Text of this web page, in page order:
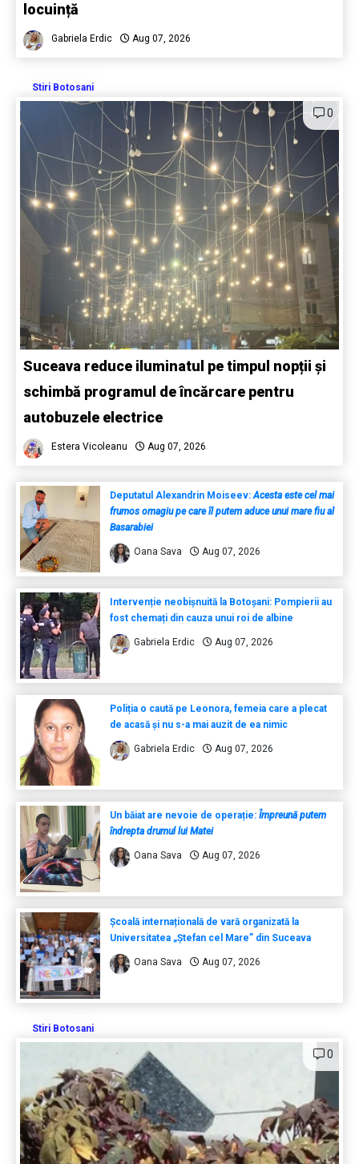
locuință
Gabriela Erdic Aug 07, 2026
Stiri Botosani
0
Suceava reduce iluminatul pe timpul nopții și
schimbă programul de încărcare pentru
autobuzele electrice
Estera Vicoleanu Aug 07, 2026
Deputatul Alexandrin Moiseev:Acesta este cel mai
frumos omagiu pe care îl putem aduce unui mare fiu al
Basarabiei
Oana Sava Aug 07, 2026
Intervenție neobișnuită la Botoșani: Pompierii au
fost chemați din cauza unui roi de albine
Gabriela Erdic Aug 07, 2026
Poliția o caută pe Leonora, femeia care a plecat
de acasă și nu s-a mai auzit de ea nimic
Gabriela Erdic Aug 07, 2026
Un băiat are nevoie de operație: Împreună putem
îndrepta drumul lui Matei
Oana Sava Aug 07, 2026
Școală internațională de vară organizată la
Universitatea „Ștefan cel Mare” din Suceava
Oana Sava Aug 07, 2026
Stiri Botosani
0